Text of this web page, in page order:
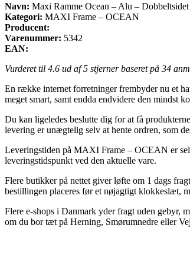
Navn: Maxi Ramme Ocean – Alu –
Kategori: MAXI Frame – OCEAN
Producent:
Varenummer: 5342
EAN:
Vurderet til 4.6 ud af 5 stjerner baseret på 34
En række internet forretninger frembyder nu et
meget smart, samt endda endvidere den mindst
Du kan ligeledes beslutte dig for at få
levering er unægtelig selv at hente ordren, som
Leveringstiden på MAXI Frame – OCEAN er
leveringstidspunkt ved den aktuelle vare.
Flere butikker på nettet giver løfte om 1 dags
bestillingen placeres før et nøjagtigt klokkeslæt,
Flere e-shops i Danmark yder fragt uden gebyr,
om du bor tæt på Herning, Smørumnedre eller